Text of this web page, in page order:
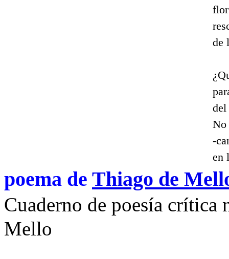
de
del
No
-
en
poema de Thiago de
Cuaderno de poesía crítica
Mello